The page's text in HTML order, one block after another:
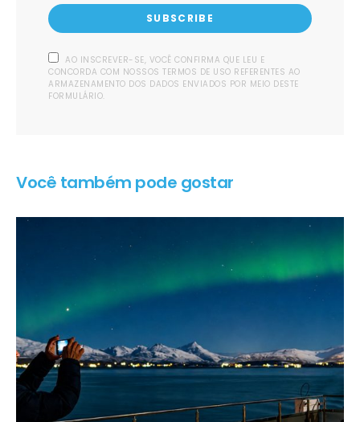
SUBSCRIBE
AO INSCREVER-SE, VOCÊ CONFIRMA QUE LEU E
CONCORDA COM NOSSOS TERMOS DE USO REFERENTES AO
ARMAZENAMENTO DOS DADOS ENVIADOS POR MEIO DESTE
FORMULÁRIO.
Você também pode gostar